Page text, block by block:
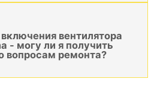
вентилятора
- могу ли я получить
вопросам ремонта?